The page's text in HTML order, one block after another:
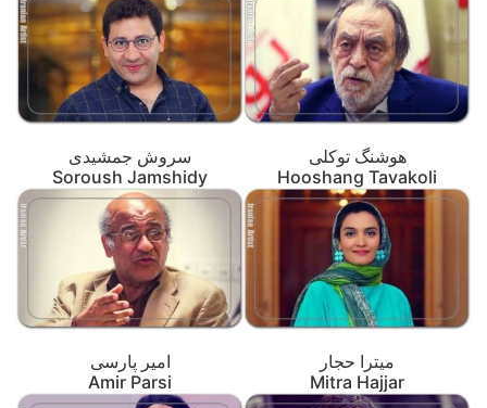
هوشنگ توکلی
Hooshang Tavakoli
سروش جمشیدی
Soroush Jamshidy
میترا حجار
Mitra Hajjar
امیر پارسی
Amir Parsi